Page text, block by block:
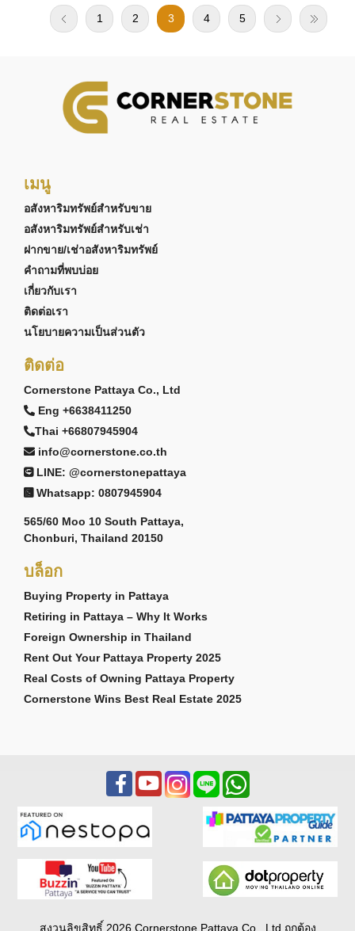
1 2 3 4 5
เมนู
อสังหาริมทรัพย์สำหรับขาย
อสังหาริมทรัพย์สำหรับเช่า
ฝากขาย/เช่าอสังหาริมทรัพย์
คำถามที่พบบ่อย
เกี่ยวกับเรา
ติดต่อเรา
นโยบายความเป็นส่วนตัว
ติดต่อ
Cornerstone Pattaya Co., Ltd
Eng +6638411250
Thai +66807945904
info@cornerstone.co.th
LINE: @cornerstonepattaya
Whatsapp: 0807945904
565/60 Moo 10 South Pattaya,
Chonburi, Thailand 20150
บล็อก
Buying Property in Pattaya
Retiring in Pattaya – Why It Works
Foreign Ownership in Thailand
Rent Out Your Pattaya Property 2025
Real Costs of Owning Pattaya Property
Cornerstone Wins Best Real Estate 2025
สงวนลิขสิทธิ์ 2026 Cornerstone Pattaya Co., Ltd ถูกต้อง